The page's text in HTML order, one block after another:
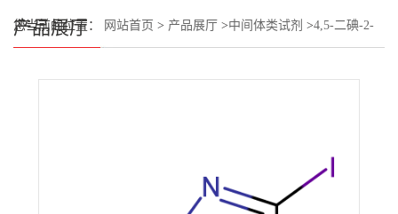
产品展厅
您当前的位置： 网站首页 > 产品展厅 >中间体类试剂 >4,5-二碘-2-